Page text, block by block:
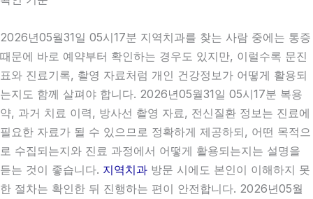
2026년05월31일 05시17분 지역치과를 찾는 사람 중에는 통증
때문에 바로 예약부터 확인하는 경우도 있지만, 이럴수록 문진
표와 진료기록, 촬영 자료처럼 개인 건강정보가 어떻게 활용되
는지도 함께 살펴야 합니다. 2026년05월31일 05시17분 복용
약, 과거 치료 이력, 방사선 촬영 자료, 전신질환 정보는 진료에
필요한 자료가 될 수 있으므로 정확하게 제공하되, 어떤 목적으
로 수집되는지와 진료 과정에서 어떻게 활용되는지는 설명을
듣는 것이 좋습니다. 지역치과 방문 시에도 본인이 이해하지 못
한 절차는 확인한 뒤 진행하는 편이 안전합니다. 2026년05월